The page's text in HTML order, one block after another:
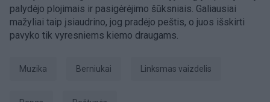
palydėjo plojimais ir pasigėrėjimo šūksniais. Galiausiai
mažyliai taip įsiaudrino, jog pradėjo peštis, o juos išskirti
pavyko tik vyresniems kiemo draugams.
Muzika berniukai linksmas vaizdelis